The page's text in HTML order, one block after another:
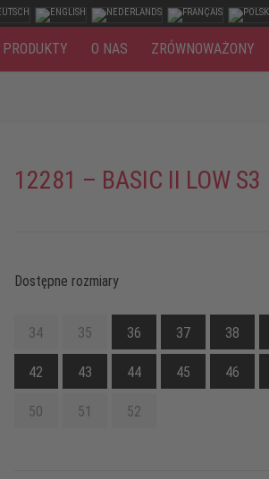
PRODUKTY O NAS ZRÓWNOWAŻONY
12281 – BASIC II LOW S3
Dostępne rozmiary
34 35 36 37 38
42 43 44 45 46
50 51 52